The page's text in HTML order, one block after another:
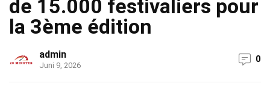
de 15.000 festivaliers pour
la 3ème édition
admin
Juni 9, 2026
0